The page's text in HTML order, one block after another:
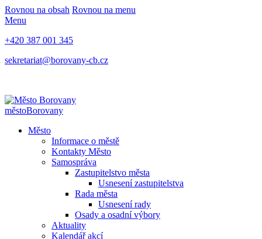
Rovnou na obsah Rovnou na menu
Menu
+420 387 001 345
sekretariat@borovany-cb.cz
městoBorovany
Město
Informace o městě
Kontakty Město
Samospráva
Zastupitelstvo města
Usnesení zastupitelstva
Rada města
Usnesení rady
Osady a osadní výbory
Aktuality
Kalendář akcí